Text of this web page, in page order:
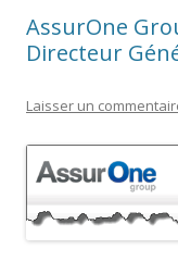
AssurOne
Directeur
Laisser un